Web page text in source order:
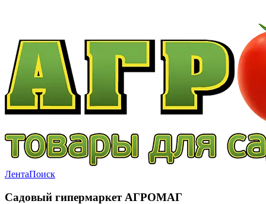
ЛентаПоиск
Садовый гипермаркет АГРОМАГ